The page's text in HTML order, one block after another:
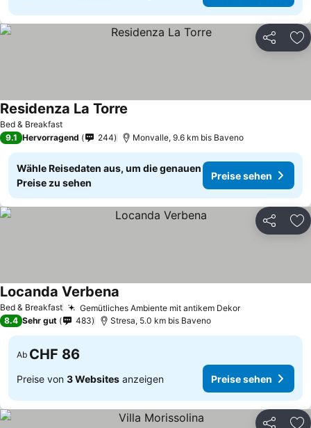
Teilen
Bed & Breakfast
Residenza La Torre
9.1 Hervorragend 244 Monvalle, 9.6 km bis Baveno
Wähle Reisedaten aus, um die genauen
Preise zu sehen
Preise sehen
Teilen
Bed & Breakfast Gemütliches Ambiente mit antikem Dekor
Locanda Verbena
8.4 Sehr gut 483 Stresa, 5.0 km bis Baveno
Ab CHF 86
Preise von 3 Websites anzeigen Preise sehen